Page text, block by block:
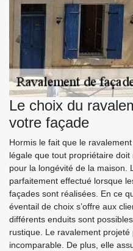
Le choix du
votre façade
Hormis le fait que le
légale que tout propriétaire
pour la longévité de la maison.
parfaitement effectué lorsque
façades sont réalisées. En ce
éventail de choix s’offre aux
différents enduits sont
rustique. Le ravalement
incomparable. De plus, elle